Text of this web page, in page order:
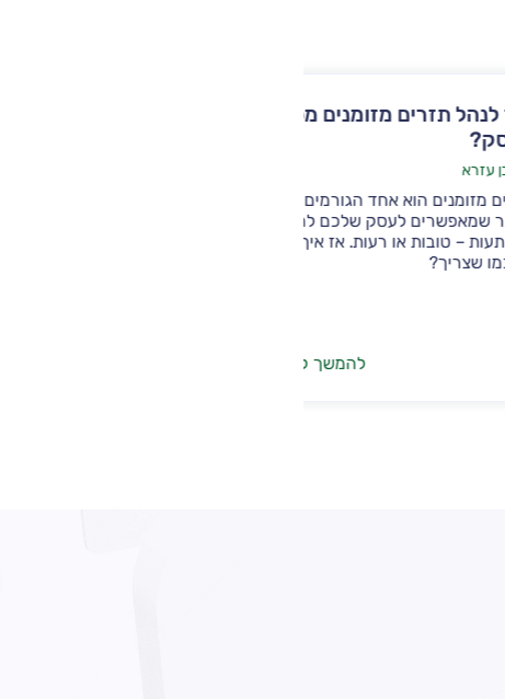
מסודר
החשובים
להיות מוכן
אז איך עושים את